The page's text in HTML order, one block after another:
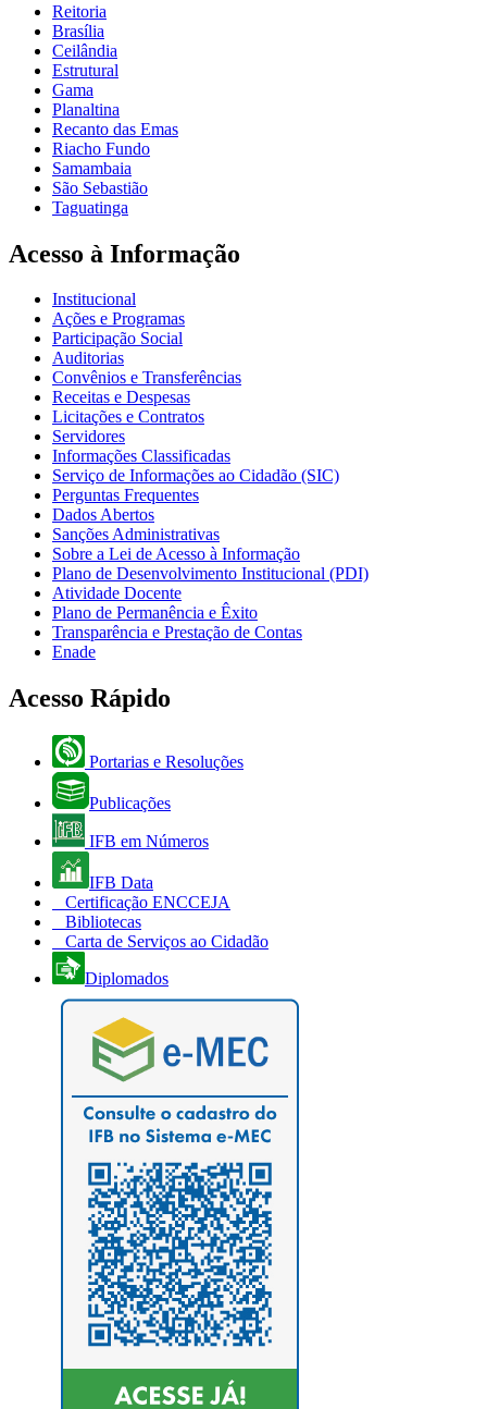
Reitoria
Brasília
Ceilândia
Estrutural
Gama
Planaltina
Recanto das Emas
Riacho Fundo
Samambaia
São Sebastião
Taguatinga
Acesso à Informação
Institucional
Ações e Programas
Participação Social
Auditorias
Convênios e Transferências
Receitas e Despesas
Licitações e Contratos
Servidores
Informações Classificadas
Serviço de Informações ao Cidadão (SIC)
Perguntas Frequentes
Dados Abertos
Sanções Administrativas
Sobre a Lei de Acesso à Informação
Plano de Desenvolvimento Institucional (PDI)
Atividade Docente
Plano de Permanência e Êxito
Transparência e Prestação de Contas
Enade
Acesso Rápido
Portarias e Resoluções
Publicações
IFB em Números
IFB Data
Certificação ENCCEJA
Bibliotecas
Carta de Serviços ao Cidadão
Diplomados